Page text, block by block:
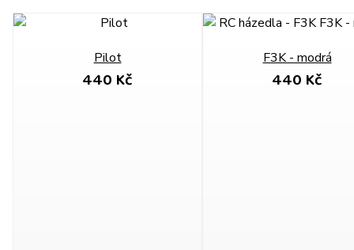
Pilot
440 Kč
F3K - modrá
440 Kč